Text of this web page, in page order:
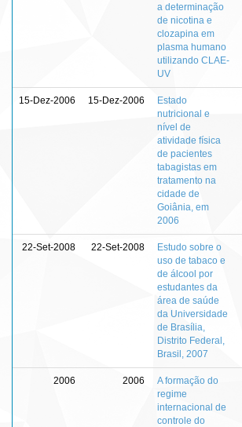
a determinação
de nicotina e
clozapina em
plasma humano
utilizando CLAE-
UV
15-Dez-2006 15-Dez-2006
Estado
nutricional e
nível de
atividade física
de pacientes
tabagistas em
tratamento na
cidade de
Goiânia, em
2006
22-Set-2008 22-Set-2008
Estudo sobre o
uso de tabaco e
de álcool por
estudantes da
área de saúde
da Universidade
de Brasília,
Distrito Federal,
Brasil, 2007
2006 2006
A formação do
regime
internacional de
controle do